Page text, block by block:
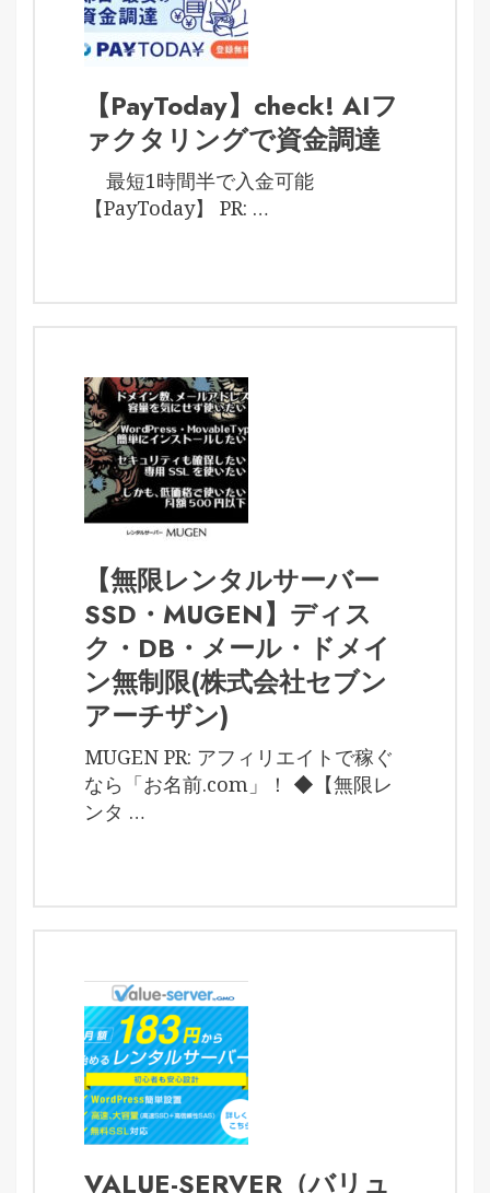
【PayToday】check! AIフ
ァクタリングで資金調達
最短1時間半で入金可能
【PayToday】 PR: …
【無限レンタルサーバー
SSD・MUGEN】ディス
ク・DB・メール・ドメイ
ン無制限(株式会社セブン
アーチザン)
MUGEN PR: アフィリエイトで稼ぐ
なら「お名前.com」！ ◆【無限レ
ンタ …
VALUE-SERVER（バリュ